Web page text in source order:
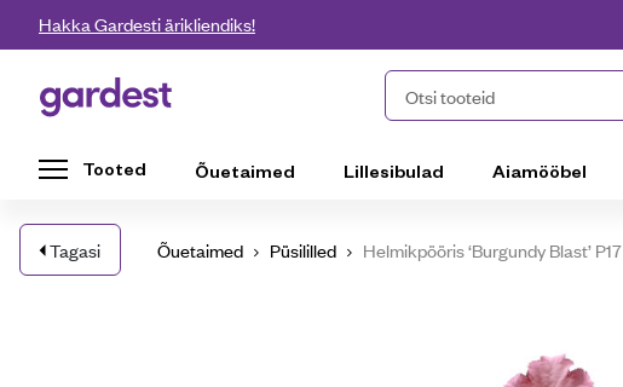
Liigu edasi põhisisu juurde
Hakka Gardesti ärikliendiks!
Gardest Otsi tooteid
Tooted Õuetaimed Lillesibulad Aiamööbel
Tagasi Õuetaimed Püsililled Helmikpööris ‘Burgundy Blast’ P17